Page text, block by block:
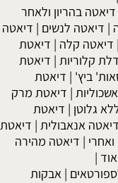
דיאטה בהריון ולאחר
| דיאטה לנשים | דיאטה
| דיאטה קלה | דיאטת
קלוריות | דיאטת
ביץ' | דיאטת
| דיאטת מרק
גלוטן | דיאטת
דיאטה אנאבולית | דיאטת
| דיאטה מהירה
|
| אבקות